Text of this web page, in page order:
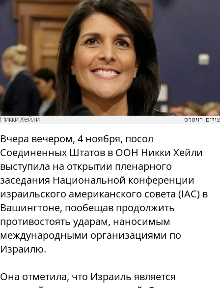
Никки Хейли צילום: רויטרס
Вчера вечером, 4 ноября, посол
Соединенных Штатов в ООН Никки Хейли
выступила на открытии пленарного
заседания Национальной конференции
израильского американского совета (IAC) в
Вашингтоне, пообещав продолжить
противостоять ударам, наносимым
международными организациями по
Израилю.
Она отметила, что Израиль является